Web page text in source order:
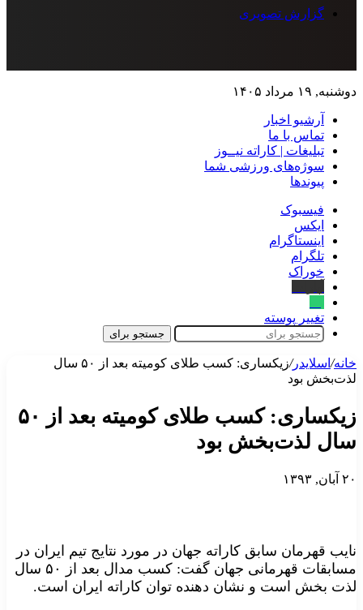
گزارش تصویری
دوشنبه, ۱۹ مرداد ۱۴۰۵
آرشیو اخبار
تماس‌ با‌ ما
تبلیغات | کاراته نیــوز
سوژه‌های ورزشی شما
پیوندها
فیسبوک
ایکس
اینستاگرام
تلگرام
خوراک
تغییر پوسته
جستجو برای
خانه/ اسلایدر/
زیکساری: کسب طلای کومیته بعد از ۵۰ سال
لذت‌بخش بود
زیکساری: کسب طلای کومیته بعد از ۵۰
سال لذت‌بخش بود
۲۰ آبان, ۱۳۹۳
نایب قهرمان سابق کاراته جهان در مورد نتایج تیم ایران در
مسابقات قهرمانی جهان گفت: کسب مدال بعد از ۵۰ سال
لذت بخش است و نشان دهنده توان کاراته ایران است.